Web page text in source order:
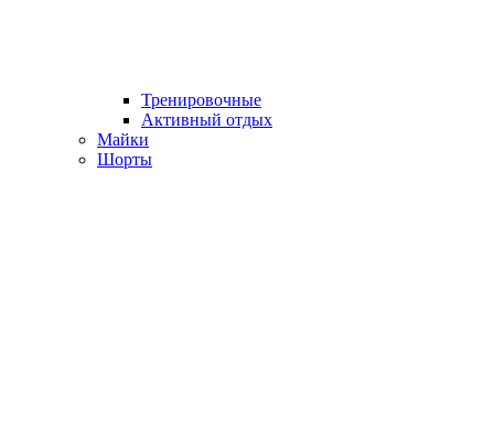
Тренировочные
Активный отдых
Майки
Шорты